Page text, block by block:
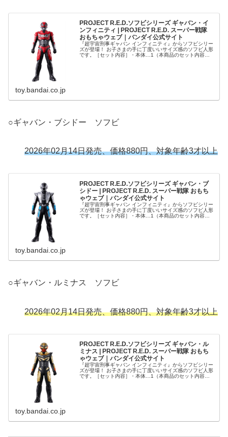
PROJECT R.E.D.ソフビシリーズ ギャバン・イ
ンフィニティ | PROJECT R.E.D. スーパー戦隊
おもちゃウェブ｜バンダイ公式サイト
『超宇宙刑事ギャバン インフィニティ』からソフビシリー
ズが登場！ お子さまの手に丁度いいサイズ感のソフビ人形
です。［セット内容］・本体…1（本商品のセット内容以
toy.bandai.co.jp
○ギャバン・ブシドー ソフビ
2026年02月14日発売、価格880円、対象年齢3才以上
PROJECT R.E.D.ソフビシリーズ ギャバン・ブ
シドー | PROJECT R.E.D. スーパー戦隊 おもち
ゃウェブ｜バンダイ公式サイト
『超宇宙刑事ギャバン インフィニティ』からソフビシリー
ズが登場！ お子さまの手に丁度いいサイズ感のソフビ人形
です。［セット内容］・本体…1（本商品のセット内容以
toy.bandai.co.jp
○ギャバン・ルミナス ソフビ
2026年02月14日発売、価格880円、対象年齢3才以上
PROJECT R.E.D.ソフビシリーズ ギャバン・ル
ミナス | PROJECT R.E.D. スーパー戦隊 おもち
ゃウェブ｜バンダイ公式サイト
『超宇宙刑事ギャバン インフィニティ』からソフビシリー
ズが登場！ お子さまの手に丁度いいサイズ感のソフビ人形
です。［セット内容］・本体…1（本商品のセット内容以
toy.bandai.co.jp